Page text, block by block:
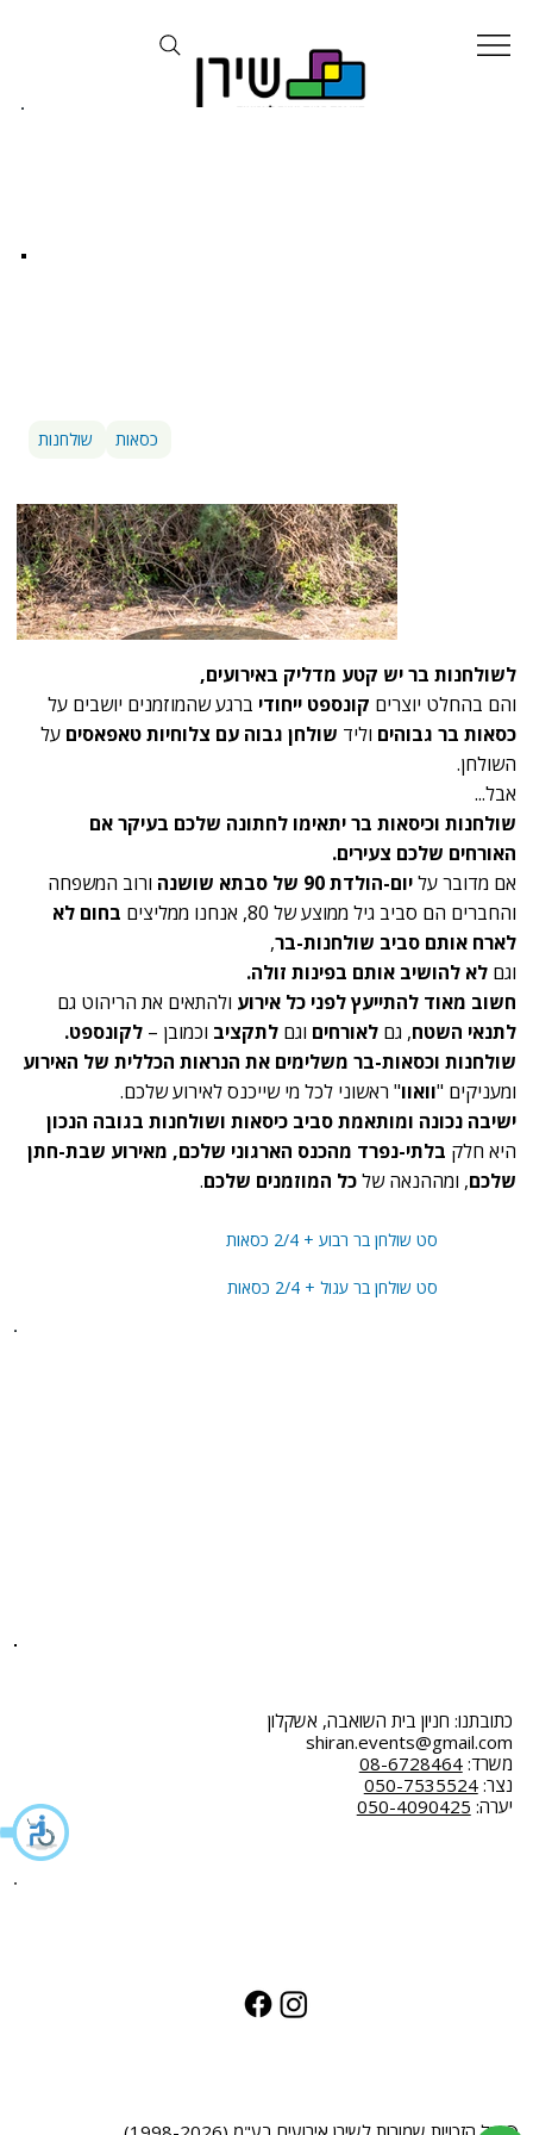
שולחנות כסאות
סט שולחן בר רבוע + 2/4 כסאות
סט שולחן בר עגול + 2/4 כסאות
לשולחנות בר יש קטע מדליק באירועים,
והם בהחלט יוצרים קונספט ייחודי ברגע שהמוזמנים יושבים על
כסאות בר גבוהים וליד שולחן גבוה עם צלוחיות טאפאסים על
השולחן.
אבל...
שולחנות וכיסאות בר יתאימו לחתונה שלכם בעיקר אם
האורחים שלכם צעירים.
אם מדובר עליום-הולדת 90 של סבתא שושנה
ורוב המשפחה
והחברים הם סביב גיל ממוצע של 80, אנחנו ממליצים
בחום לא
לארח אותם סביב שולחנות-בר,
וגםלא להושיב אותם בפינות זולה.
חשוב מאוד להתייעץ לפני כל אירוע ולהתאים את הריהוט גם
לתנאי השטח, גםלאורחים וגםלתקציב וכמובן –לקונספט.
שולחנות וכסאות-בר משלימים את הנראות הכללית של האירוע
ומעניקים "וואוו" ראשוני לכל מי שייכנס לאירוע שלכם.
ישיבה נכונה ומותאמת סביב כיסאות ושולחנות בגובה הנכון
היא חלק בלתי-נפרד מהכנס הארגוני שלכם, מאירוע שבת-חתן
שלכם, ומההנאה שלכל המוזמנים שלכם.
כתובתנו: חניון בית השואבה, אשקלון
shiran.events@gmail.com
משרד:08-6728464
נצר:050-7535524
יערה: 050-4090425